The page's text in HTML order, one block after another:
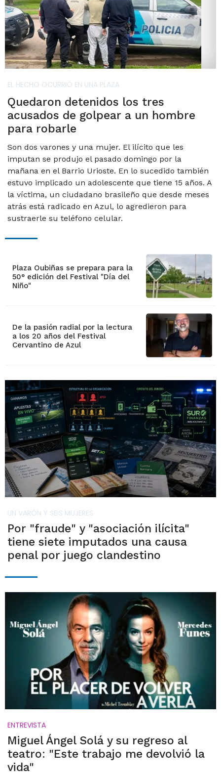
EL HECHO OCURRIÓ EN UNA PLAZA
Quedaron detenidos los tres
acusados de golpear a un hombre
para robarle
Son dos varones y una mujer. El ilícito que les
imputan se produjo el pasado domingo por la
mañana en el Barrio Urioste. En lo sucedido también
estuvo implicado un adolescente que tiene 15 años. A
la víctima, un ciudadano brasileño que desde meses
atrás está radicado en Azul, lo agredieron para
sustraerle su teléfono celular.
Plaza Oubiñas se prepara para la
50° edición del Festival "Día del
Niño"
De la pasión radial por la lectura
a los 20 años del Festival
Cervantino de Azul
UN VARÓN Y SEIS MUJERES
Por "fraude" y "asociación ilícita"
tiene siete imputados una causa
penal por juego clandestino
ENTREVISTA
Miguel Ángel Solá y su regreso al
teatro: "Este trabajo me devolvió la
vida"